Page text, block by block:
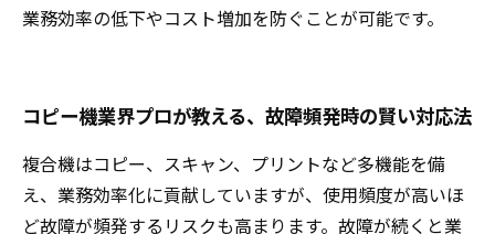
業務効率の低下やコスト増加を防ぐことが可能です。
コピー機業界プロが教える、故障頻発時の賢い対応法
複合機はコピー、スキャン、プリントなど多機能を備
え、業務効率化に貢献していますが、使用頻度が高いほ
ど故障が頻発するリスクも高まります。故障が続くと業